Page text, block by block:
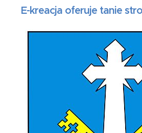
kreacja oferuje tanie strony